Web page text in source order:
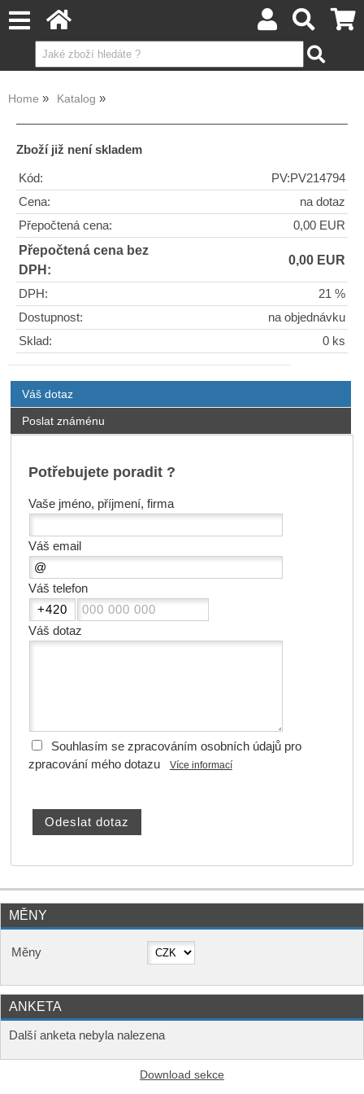
Home Katalog
Zboží již není skladem
Kód:
PV:PV214794
Cena:
na dotaz
Přepočtená cena:
0,00 EUR
Přepočtená cena bez
DPH:
0,00 EUR
DPH:
21 %
Dostupnost:
na objednávku
Sklad:
0 ks
Váš dotaz
Poslat známénu
Potřebujete poradit ?
Vaše jméno, příjmení, firma
Váš email
Váš telefon
Váš dotaz
Souhlasím se zpracováním osobních údajů pro
zpracování mého dotazu
Více informací
MĚNY
Měny
ANKETA
Další anketa nebyla nalezena
Download sekce